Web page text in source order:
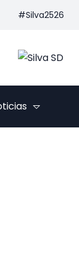
#Silva2526